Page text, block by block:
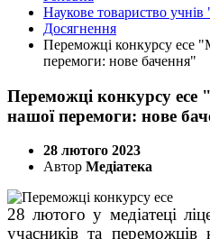
Наукове товариство
Досягнення
Переможці конкурсу есе
перемоги: нове бачення"
Переможці конкурсу есе
нашої перемоги: нове
28 лютого 2023
Автор Медіатека
28 лютого у медіатеці
учасників та переможців